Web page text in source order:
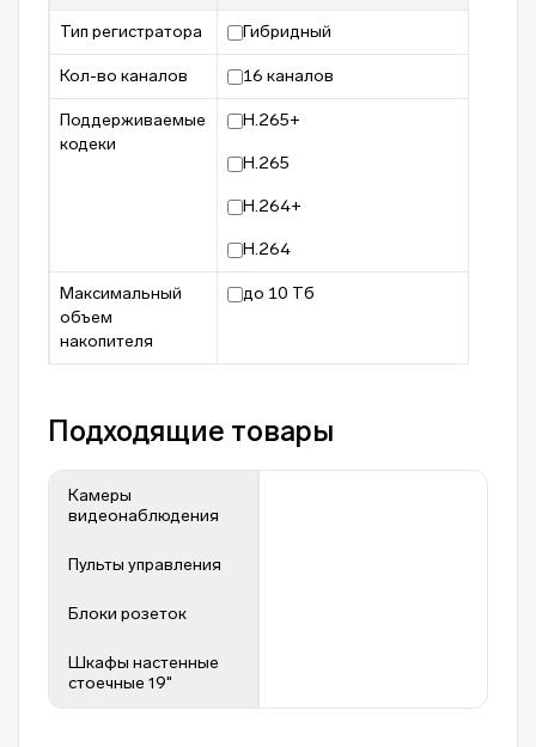
Тип регистратора Гибридный
Кол-во каналов 16 каналов
Поддерживаемые
кодеки
H.265+
H.265
H.264+
H.264
Максимальный
объем
накопителя
до 10 Тб
Подходящие товары
Камеры
видеонаблюдения
Пульты управления
Блоки розеток
Шкафы настенные
стоечные 19"